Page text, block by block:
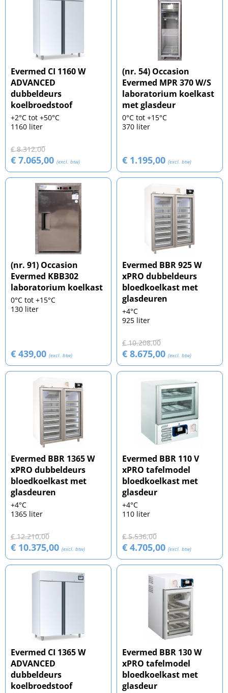
Evermed CI 1160 W
ADVANCED
dubbeldeurs
koelbroedstoof
+2°C tot +50°C
1160 liter
€ 8.312,00
€ 7.065,00 (excl. btw)
(nr. 54) Occasion
Evermed MPR 370 W/S
laboratorium koelkast
met glasdeur
0°C tot +15°C
370 liter
€ 1.195,00 (excl. btw)
(nr. 91) Occasion
Evermed KBB302
laboratorium koelkast
0°C tot +15°C
130 liter
€ 439,00 (excl. btw)
Evermed BBR 925 W
xPRO dubbeldeurs
bloedkoelkast met
glasdeuren
+4°C
925 liter
€ 10.208,00
€ 8.675,00 (excl. btw)
Evermed BBR 1365 W
xPRO dubbeldeurs
bloedkoelkast met
glasdeuren
+4°C
1365 liter
€ 12.210,00
€ 10.375,00 (excl. btw)
Evermed BBR 110 V
xPRO tafelmodel
bloedkoelkast met
glasdeur
+4°C
110 liter
€ 5.536,00
€ 4.705,00 (excl. btw)
Evermed CI 1365 W
ADVANCED
dubbeldeurs
koelbroedstoof
Evermed BBR 130 W
xPRO tafelmodel
bloedkoelkast met
glasdeur